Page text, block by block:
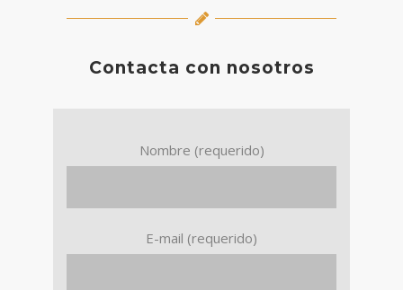
Contacta con nosotros
Nombre (requerido)
E-mail (requerido)